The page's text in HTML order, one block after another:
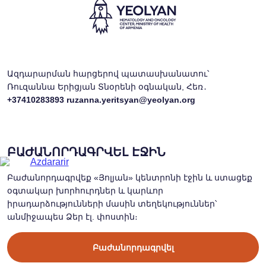
Ազդարարման հարցերով պատասխանատու՝
Ռուզաննա Երիցյան Տնօրենի օգնական, Հեռ․
+37410283893 ruzanna.yeritsyan@yeolyan.org
ԲԱԺԱՆՈՐԴԱԳՐՎԵԼ ԷՋԻՆ
Բաժանորդագրվեք «Յոլյան» կենտրոնի էջին և ստացեք
օգտակար խորհուրդներ և կարևոր
իրադարձությունների մասին տեղեկություններ՝
անմիջապես Ձեր էլ. փոստին։
Բաժանորդագրվել